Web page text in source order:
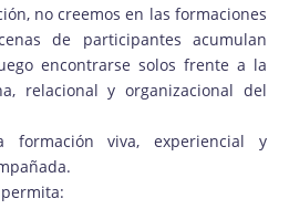
no creemos en las formaciones
de participantes acumulan
encontrarse solos frente a la
relacional y organizacional del
formación viva, experiencial y